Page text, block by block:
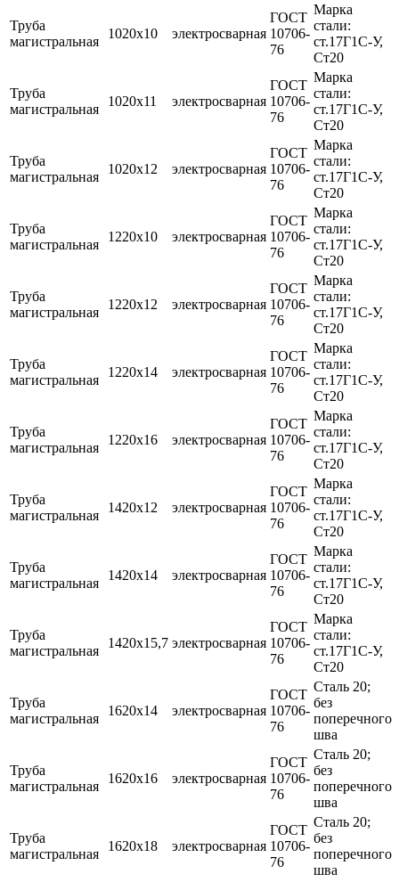
Труба
магистральная
1020х10 электросварная
ГОСТ
10706-
76
Марка
стали:
ст.17Г1С-У,
Ст20
Труба
магистральная
1020х11 электросварная
ГОСТ
10706-
76
Марка
стали:
ст.17Г1С-У,
Ст20
Труба
магистральная
1020х12 электросварная
ГОСТ
10706-
76
Марка
стали:
ст.17Г1С-У,
Ст20
Труба
магистральная
1220х10 электросварная
ГОСТ
10706-
76
Марка
стали:
ст.17Г1С-У,
Ст20
Труба
магистральная
1220х12 электросварная
ГОСТ
10706-
76
Марка
стали:
ст.17Г1С-У,
Ст20
Труба
магистральная
1220х14 электросварная
ГОСТ
10706-
76
Марка
стали:
ст.17Г1С-У,
Ст20
Труба
магистральная
1220х16 электросварная
ГОСТ
10706-
76
Марка
стали:
ст.17Г1С-У,
Ст20
Труба
магистральная
1420х12 электросварная
ГОСТ
10706-
76
Марка
стали:
ст.17Г1С-У,
Ст20
Труба
магистральная
1420х14 электросварная
ГОСТ
10706-
76
Марка
стали:
ст.17Г1С-У,
Ст20
Труба
магистральная
1420х15,7 электросварная
ГОСТ
10706-
76
Марка
стали:
ст.17Г1С-У,
Ст20
Труба
магистральная
1620х14 электросварная
ГОСТ
10706-
76
Сталь 20;
без
поперечного
шва
Труба
магистральная
1620х16 электросварная
ГОСТ
10706-
76
Сталь 20;
без
поперечного
шва
Труба
магистральная
1620х18 электросварная
ГОСТ
10706-
76
Сталь 20;
без
поперечного
шва